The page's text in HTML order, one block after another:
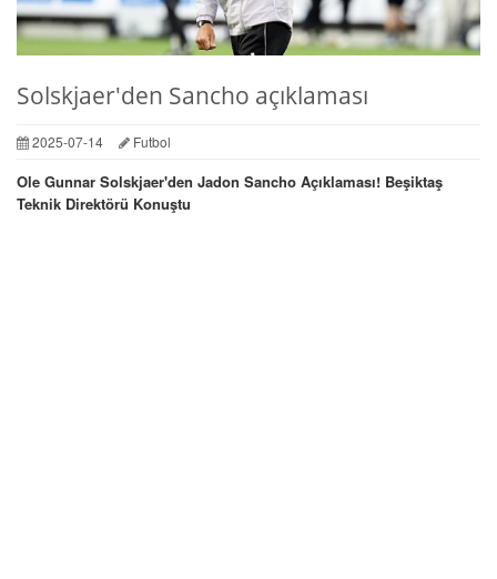
Solskjaer'den Sancho açıklaması
2025-07-14 Futbol
Ole Gunnar Solskjaer'den Jadon Sancho Açıklaması! Beşiktaş
Teknik Direktörü Konuştu